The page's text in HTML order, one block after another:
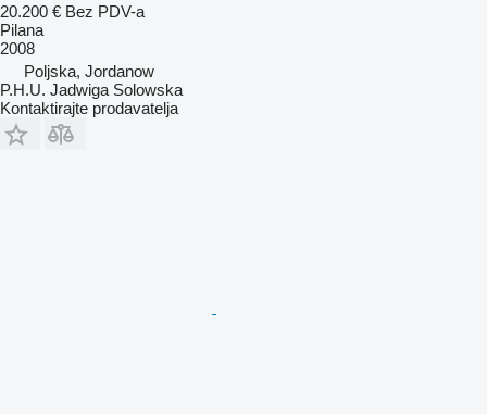
20.200 € Bez PDV-a
Pilana
2008
Poljska, Jordanow
P.H.U. Jadwiga Solowska
Kontaktirajte prodavatelja